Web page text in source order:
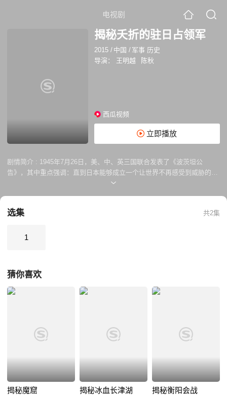
电视剧
揭秘夭折的驻日占领军
2015 / 中国 / 军事 历史
导演：
王明越 陈秋
西瓜视频
立即播放
剧情简介 : 1945年7月26日，美、中、英三国联合发表了《波茨坦公
告》，其中重点强调：直到日本能够成立一个让世界不再感受到威胁的政
府之前，盟国将有权派军占领日本。然而此时以蒋介石为首的国民政府不
选集 共2集
1
猜你喜欢
揭秘魔窟 揭秘冰血长津湖 揭秘衡阳会战